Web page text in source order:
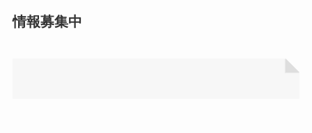
情報募集中